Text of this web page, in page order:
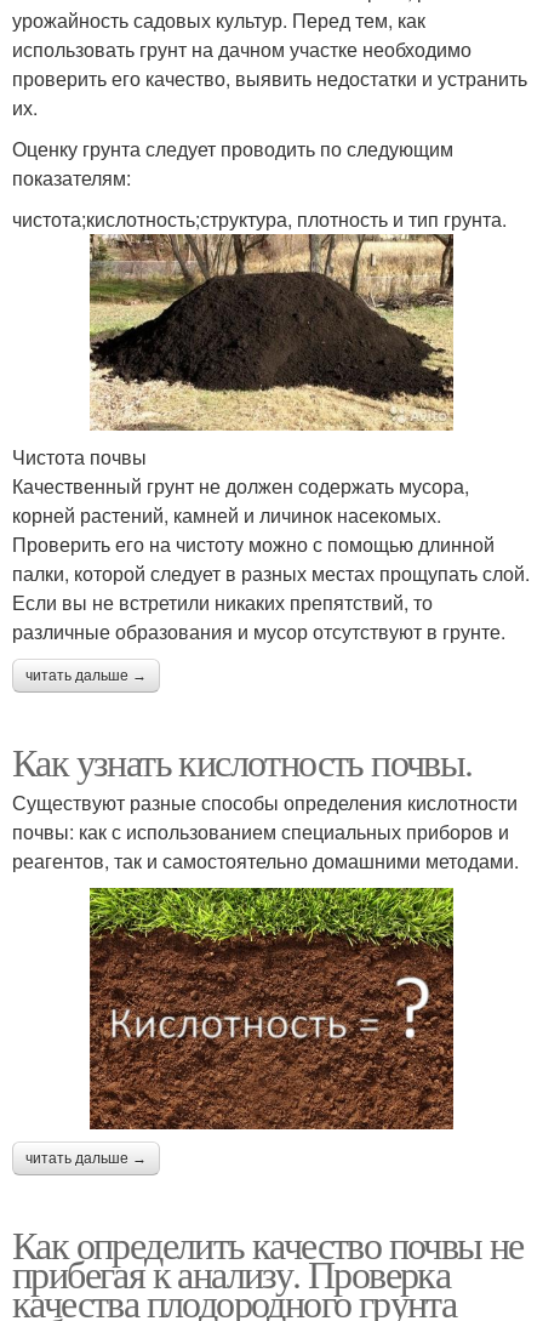
урожайность садовых культур. Перед тем, как
использовать грунт на дачном участке необходимо
проверить его качество, выявить недостатки и устранить
их.
Оценку грунта следует проводить по следующим
показателям:
чистота;кислотность;структура, плотность и тип грунта.
Чистота почвы
Качественный грунт не должен содержать мусора,
корней растений, камней и личинок насекомых.
Проверить его на чистоту можно с помощью длинной
палки, которой следует в разных местах прощупать слой.
Если вы не встретили никаких препятствий, то
различные образования и мусор отсутствуют в грунте.
читать дальше →
Как узнать кислотность почвы.
Существуют разные способы определения кислотности
почвы: как с использованием специальных приборов и
реагентов, так и самостоятельно домашними методами.
читать дальше →
Как определить качество почвы не
прибегая к анализу. Проверка
качества плодородного грунта